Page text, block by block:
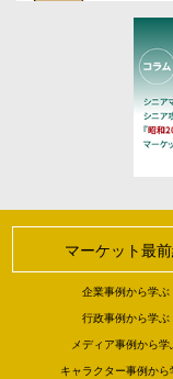
マーケット最
企業事例から学ぶ
行政事例から学ぶ
メディア事例から学
キャラクター事例から